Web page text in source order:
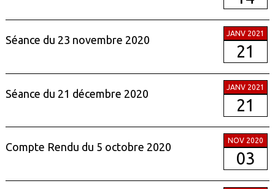
Séance du 23 novembre 2020
JANV 2021
21
Séance du 21 décembre 2020
JANV 2021
21
Compte Rendu du 5 octobre 2020
NOV 2020
03